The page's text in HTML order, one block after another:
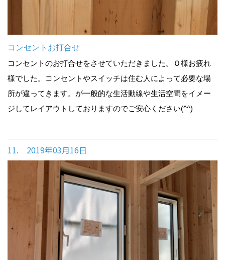
コンセントお打合せ
コンセントのお打合せをさせていただきました。Ｏ様お疲れ
様でした。コンセントやスイッチは住む人によって必要な場
所が違ってきます。が一般的な生活動線や生活空間をイメー
ジしてレイアウトしておりますのでご安心ください(^^)
11. 2019年03月16日